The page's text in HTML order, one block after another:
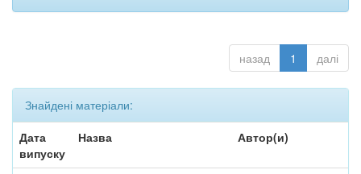
назад 1 далі
Знайдені матеріали:
Дата
випуску
Назва Автор(и)